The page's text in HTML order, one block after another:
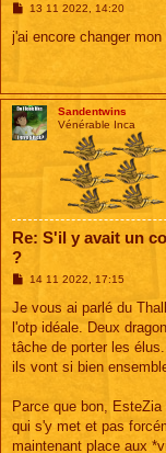
M
s
13 11 2022, 14:20
j'ai encore changer
Sandentwins
Vénérable Inca
Re: S'il y avait un
?
M
s
a
g
14 11 2022, 17:15
Je vous ai parlé du
l'otp idéale. Deux
tâche de porter les
ils vont si bien
Parce que bon,
qui s'y met et pas
maintenant place aux